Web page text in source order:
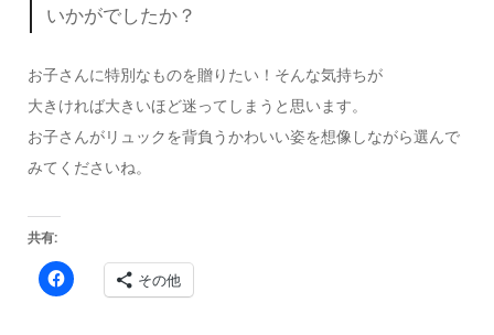
いかがでしたか？
お子さんに特別なものを贈りたい！そんな気持ちが
大きければ大きいほど迷ってしまうと思います。
お子さんがリュックを背負うかわいい姿を想像しながら選んで
みてくださいね。
共有:
Facebook
で その他